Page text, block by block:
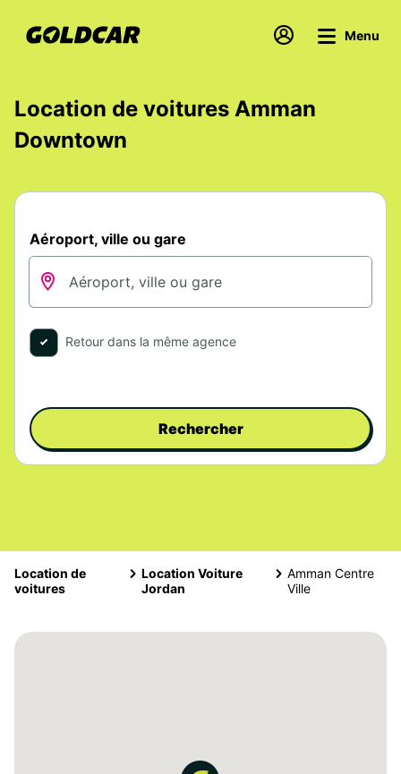
Menu
Location de voitures Amman
Downtown
Aéroport, ville ou gare
Retour dans la même agence
Rechercher
Location de
voitures
Location Voiture
Jordan
Amman Centre
Ville